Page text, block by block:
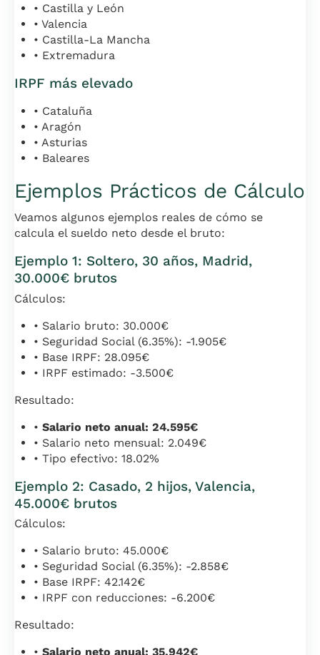
• Castilla y León
• Valencia
• Castilla-La Mancha
• Extremadura
IRPF más elevado
• Cataluña
• Aragón
• Asturias
• Baleares
Ejemplos Prácticos de Cálculo
Veamos algunos ejemplos reales de cómo se
calcula el sueldo neto desde el bruto:
Ejemplo 1: Soltero, 30 años, Madrid,
30.000€ brutos
Cálculos:
• Salario bruto: 30.000€
• Seguridad Social (6.35%): -1.905€
• Base IRPF: 28.095€
• IRPF estimado: -3.500€
Resultado:
•Salario neto anual: 24.595€
• Salario neto mensual: 2.049€
• Tipo efectivo: 18.02%
Ejemplo 2: Casado, 2 hijos, Valencia,
45.000€ brutos
Cálculos:
• Salario bruto: 45.000€
• Seguridad Social (6.35%): -2.858€
• Base IRPF: 42.142€
• IRPF con reducciones: -6.200€
Resultado:
•Salario neto anual: 35.942€